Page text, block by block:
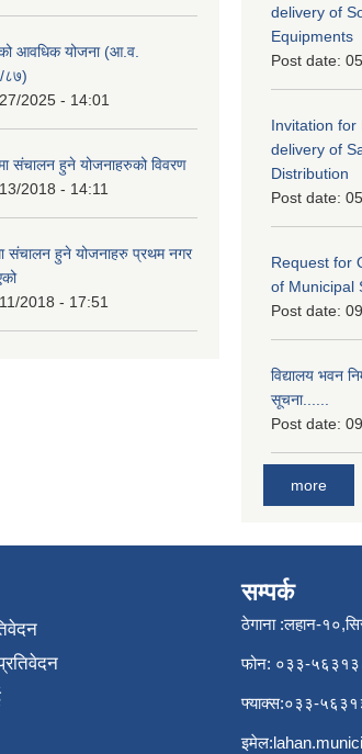
आवधिक योजना (आ.व.
८७)
2025 - 14:01
संचालन हुने योजनाहरुको विवरण
2018 - 14:11
हुने योजनाहरु प्रथम नगर
2018 - 17:51
delivery of
Equipments
Post date:
Invitation for
delivery of
Distribution
Post date:
Request for
of Municipal
Post date:
विद्यालय भवन
सूचना......
Post date:
more
सम्पर्क
ठेगाना :लहान-
फोन: ०३३-
फ्याक्स:०३३-
इमेल: